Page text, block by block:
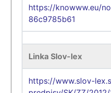
https://knowww.eu/
86c9785b61
Linka Slov-lex
https://www.slov-